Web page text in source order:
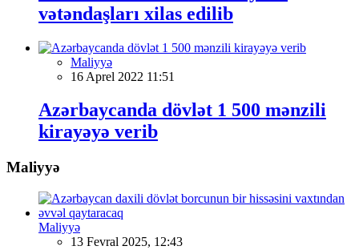
vətəndaşları xilas edilib
Maliyyə
16 Aprel 2022 11:51
Azərbaycanda dövlət 1 500 mənzili
kirayəyə verib
Maliyyə
Maliyyə
13 Fevral 2025, 12:43